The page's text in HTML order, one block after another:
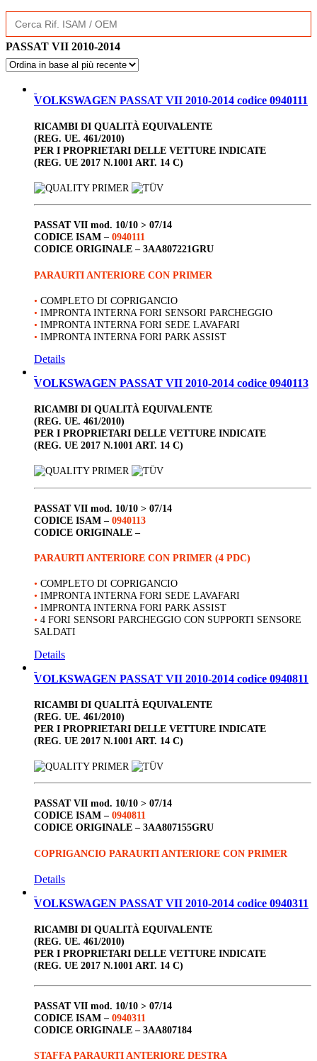
Search
for:
PASSAT VII 2010-2014
VOLKSWAGEN PASSAT VII 2010-2014 codice 0940111
RICAMBI DI QUALITÀ EQUIVALENTE
(REG. UE. 461/2010)
PER I PROPRIETARI DELLE VETTURE INDICATE
(REG. UE 2017 N.1001 ART. 14 C)
PASSAT VII mod. 10/10 > 07/14
CODICE ISAM – 0940111
CODICE ORIGINALE – 3AA807221GRU
PARAURTI ANTERIORE CON PRIMER
• COMPLETO DI COPRIGANCIO
• IMPRONTA INTERNA FORI SENSORI PARCHEGGIO
• IMPRONTA INTERNA FORI SEDE LAVAFARI
• IMPRONTA INTERNA FORI PARK ASSIST
Details
VOLKSWAGEN PASSAT VII 2010-2014 codice 0940113
RICAMBI DI QUALITÀ EQUIVALENTE
(REG. UE. 461/2010)
PER I PROPRIETARI DELLE VETTURE INDICATE
(REG. UE 2017 N.1001 ART. 14 C)
PASSAT VII mod. 10/10 > 07/14
CODICE ISAM – 0940113
CODICE ORIGINALE –
PARAURTI ANTERIORE CON PRIMER (4 PDC)
• COMPLETO DI COPRIGANCIO
• IMPRONTA INTERNA FORI SEDE LAVAFARI
• IMPRONTA INTERNA FORI PARK ASSIST
• 4 FORI SENSORI PARCHEGGIO CON SUPPORTI SENSORE
SALDATI
Details
VOLKSWAGEN PASSAT VII 2010-2014 codice 0940811
RICAMBI DI QUALITÀ EQUIVALENTE
(REG. UE. 461/2010)
PER I PROPRIETARI DELLE VETTURE INDICATE
(REG. UE 2017 N.1001 ART. 14 C)
PASSAT VII mod. 10/10 > 07/14
CODICE ISAM – 0940811
CODICE ORIGINALE – 3AA807155GRU
COPRIGANCIO PARAURTI ANTERIORE CON PRIMER
Details
VOLKSWAGEN PASSAT VII 2010-2014 codice 0940311
RICAMBI DI QUALITÀ EQUIVALENTE
(REG. UE. 461/2010)
PER I PROPRIETARI DELLE VETTURE INDICATE
(REG. UE 2017 N.1001 ART. 14 C)
PASSAT VII mod. 10/10 > 07/14
CODICE ISAM – 0940311
CODICE ORIGINALE – 3AA807184
STAFFA PARAURTI ANTERIORE DESTRA